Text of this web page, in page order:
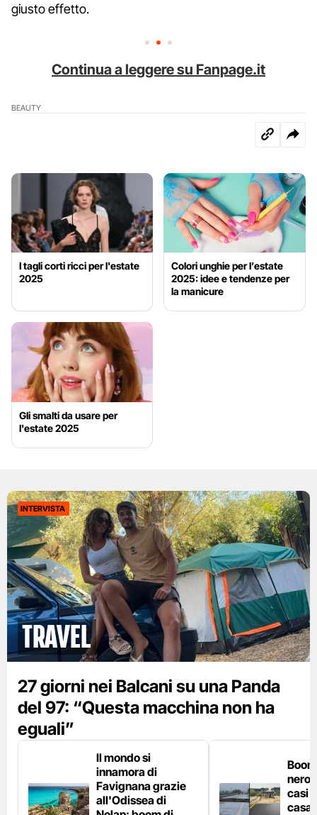
giusto effetto.
Continua a leggere su Fanpage.it
BEAUTY
I tagli corti ricci per l'estate
2025
Colori unghie per l’estate
2025: idee e tendenze per
la manicure
Gli smalti da usare per
l'estate 2025
INTERVISTA
Travel
27 giorni nei Balcani su una Panda
del 97: “Questa macchina non ha
eguali”
Il mondo si
innamora di
Favignana grazie
all'Odissea di
nero
casi
casa